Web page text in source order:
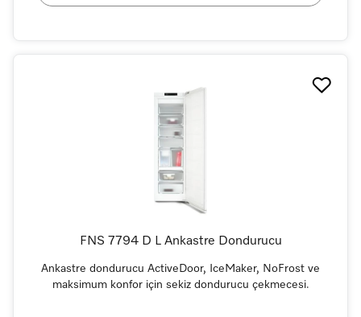
FNS 7794 D L Ankastre Dondurucu
Ankastre dondurucu ActiveDoor, IceMaker, NoFrost ve
maksimum konfor için sekiz dondurucu çekmecesi.